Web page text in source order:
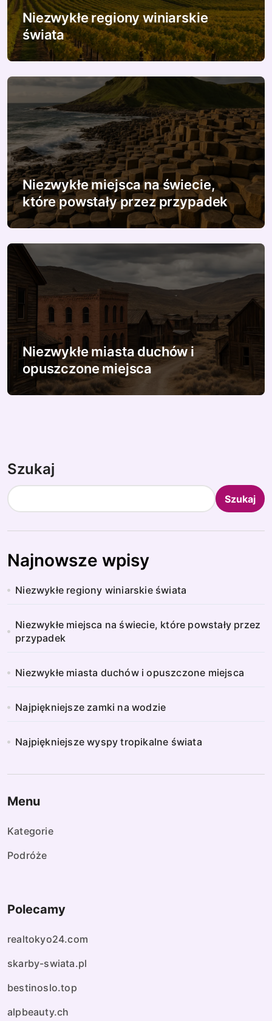
w
p
i
s
u
Niezwykłe regiony winiarskie
świata
Niezwykłe miejsca na świecie,
które powstały przez przypadek
Niezwykłe miasta duchów i
opuszczone miejsca
Szukaj
Szukaj
Najnowsze wpisy
Niezwykłe regiony winiarskie świata
Niezwykłe miejsca na świecie, które powstały przez
przypadek
Niezwykłe miasta duchów i opuszczone miejsca
Najpiękniejsze zamki na wodzie
Najpiękniejsze wyspy tropikalne świata
Menu
Kategorie
Podróże
Polecamy
realtokyo24.com
skarby-swiata.pl
bestinoslo.top
alpbeauty.ch